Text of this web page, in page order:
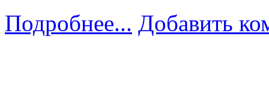
Подробнее... Добавить